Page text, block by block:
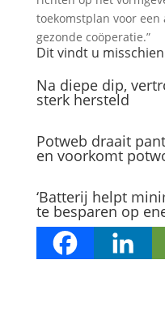
toekomstplan voor
gezonde coöperatie.”
Dit vindt u
Na diepe dip,
sterk hersteld
Potweb draait
en voorkomt
‘Batterij helpt
te besparen op